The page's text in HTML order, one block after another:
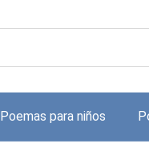
Poemas para niños